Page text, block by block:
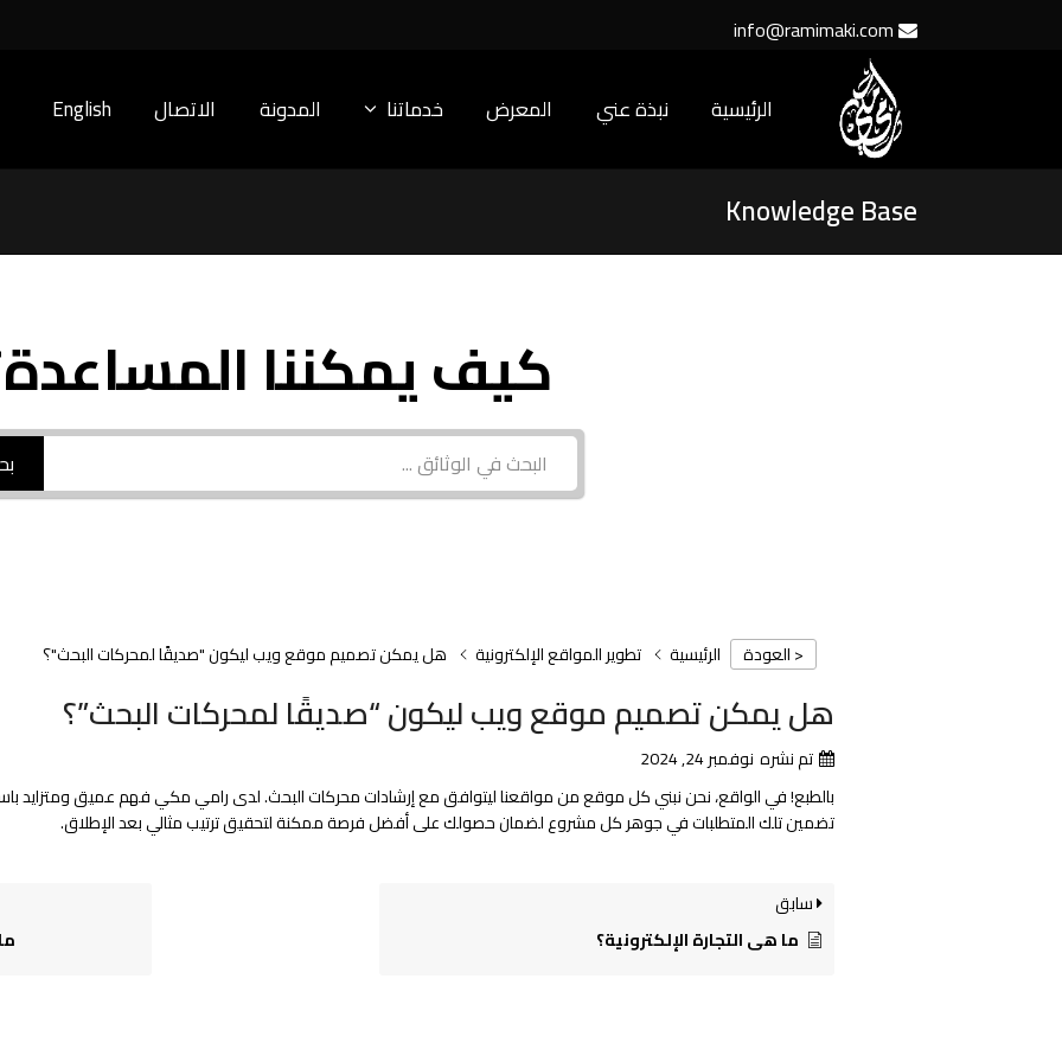
info@ramimaki.com
الرئيسية نبذة عني المعرض خدماتنا المدونة الاتصال English
Knowledge Base
كيف يمكننا
< العودة الرئيسية تطوير المواقع الإلكترونية هل يمكن تصميم موقع ويب ليكون "صديقًا لمحركات البحث"؟
هل يمكن تصميم موقع ويب ليكون “صديقًا لمحركات البحث”؟
تم نشره نوفمبر 24, 2024
بالطبع! في الواقع، نحن نبني كل موقع من مواقعنا ليتوافق مع إرشادات محركات البحث. لدى رامي مكي فهم عميق ومتزايد
تضمين تلك المتطلبات في جوهر كل مشروع لضمان حصولك على أفضل فرصة ممكنة لتحقيق ترتيب مثالي بعد الإطلاق.
سابق
ما هي التجارة الإلكترونية؟